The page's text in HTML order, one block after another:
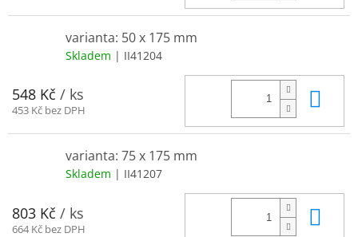
varianta: 50 x 175 mm
Skladem | II41204
548 Kč / ks
453 Kč bez DPH
varianta: 75 x 175 mm
Skladem | II41207
803 Kč / ks
664 Kč bez DPH